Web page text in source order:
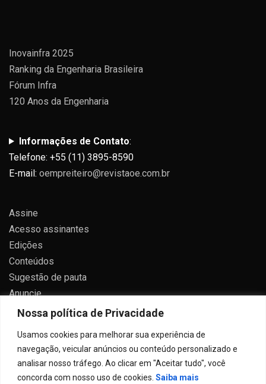
Nossa política de Privacidade
Usamos cookies para melhorar sua experiência de
navegação, veicular anúncios ou conteúdo personalizado e
analisar nosso tráfego. Ao clicar em "Aceitar tudo", você
concorda com nosso uso de cookies. Saiba mais
Inovainfra 2025
Ranking da Engenharia Brasileira
Fórum Infra
120 Anos da Engenharia
Informações de Contato:
Telefone: +55 (11) 3895-8590
E-mail: oempreiteiro@revistaoe.com.br
Assine
Acesso assinantes
Edições
Conteúdos
Sugestão de pauta
Anuncie
Contato